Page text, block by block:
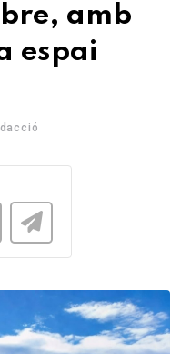
amb
espai